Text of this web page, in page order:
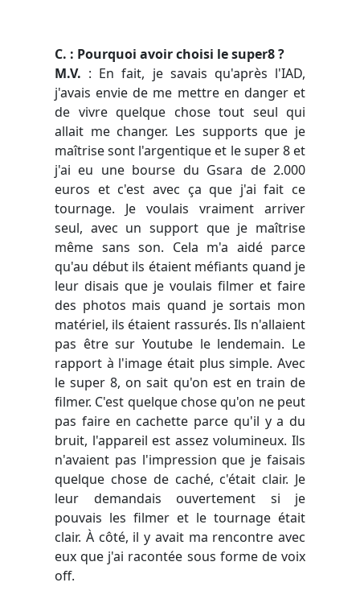
C. : Pourquoi avoir choisi le super8 ?
M.V. : En fait, je savais qu'après l'IAD,
j'avais envie de me mettre en danger et
de vivre quelque chose tout seul qui
allait me changer. Les supports que je
maîtrise sont l'argentique et le super 8 et
j'ai eu une bourse du Gsara de 2.000
euros et c'est avec ça que j'ai fait ce
tournage. Je voulais vraiment arriver
seul, avec un support que je maîtrise
même sans son. Cela m'a aidé parce
qu'au début ils étaient méfiants quand je
leur disais que je voulais filmer et faire
des photos mais quand je sortais mon
matériel, ils étaient rassurés. Ils n'allaient
pas être sur Youtube le lendemain. Le
rapport à l'image était plus simple. Avec
le super 8, on sait qu'on est en train de
filmer. C'est quelque chose qu'on ne peut
pas faire en cachette parce qu'il y a du
bruit, l'appareil est assez volumineux. Ils
n'avaient pas l'impression que je faisais
quelque chose de caché, c'était clair. Je
leur demandais ouvertement si je
pouvais les filmer et le tournage était
clair. À côté, il y avait ma rencontre avec
eux que j'ai racontée sous forme de voix
off.